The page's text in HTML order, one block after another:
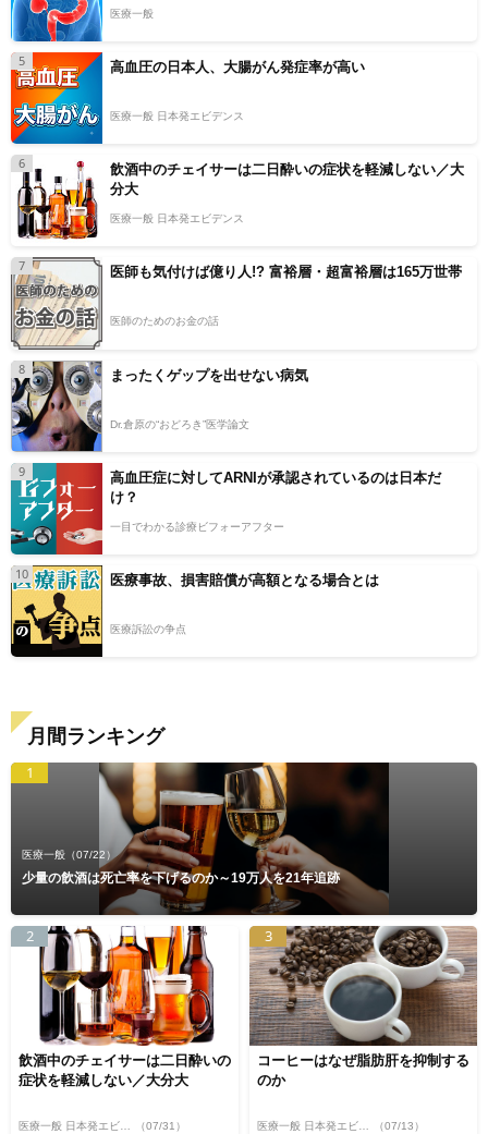
医療一般
5 高血圧の日本人、大腸がん発症率が高い
医療一般 日本発エビデンス
6
飲酒中のチェイサーは二日酔いの症状を軽減しない／大
分大
医療一般 日本発エビデンス
7 医師も気付けば億り人!? 富裕層・超富裕層は165万世帯
医師のためのお金の話
8 まったくゲップを出せない病気
Dr.倉原の“おどろき”医学論文
9
高血圧症に対してARNIが承認されているのは日本だ
け？
一目でわかる診療ビフォーアフター
10 医療事故、損害賠償が高額となる場合とは
医療訴訟の争点
月間ランキング
1
医療一般 （07/22）
少量の飲酒は死亡率を下げるのか～19万人を21年追跡
2
飲酒中のチェイサーは二日酔いの
症状を軽減しない／大分大
医療一般 日本発エビデンス （07/31）
3
コーヒーはなぜ脂肪肝を抑制する
のか
医療一般 日本発エビデンス （07/13）